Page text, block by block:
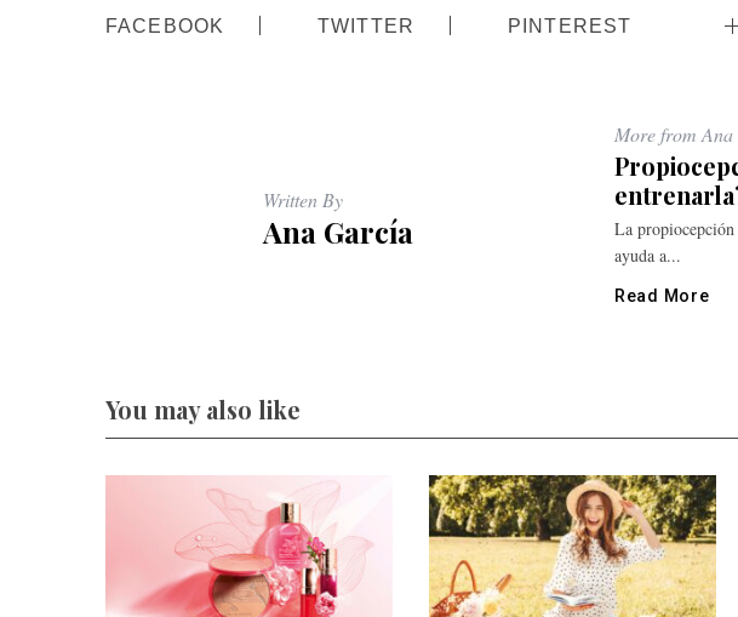
FACEBOOK TWITTER PINTEREST
Written By
Ana García
More from
La propiocepción
ayuda a...
Read More
You may also like